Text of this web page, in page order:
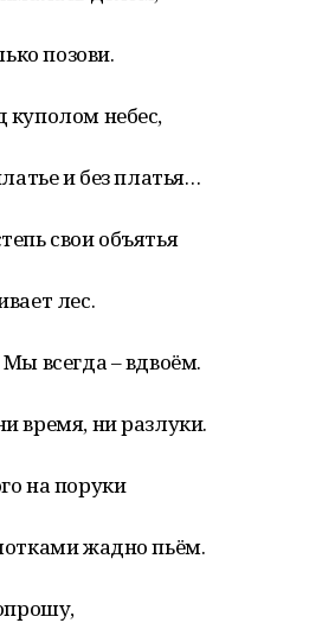
позови.
небес,
и без платья…
свои объятья
лес.
всегда – вдвоём.
время, ни разлуки.
на поруки
жадно пьём.